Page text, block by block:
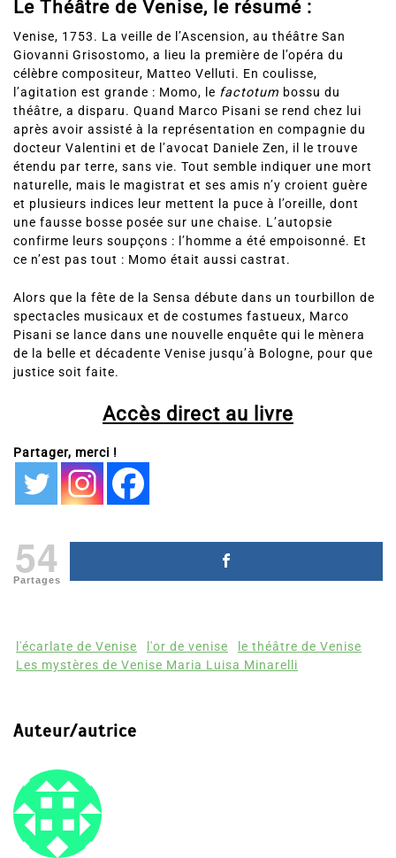
Giovanni Grisostomo, a lieu la première de l’opéra du
célèbre compositeur, Matteo Velluti. En coulisse,
l’agitation est grande : Momo, lefactotumbossu du
théâtre, a disparu. Quand Marco Pisani se rend chez lui
après avoir assisté à la représentation en compagnie du
docteur Valentini et de l’avocat Daniele Zen, il le trouve
étendu par terre, sans vie. Tout semble indiquer une mort
naturelle, mais le magistrat et ses amis n’y croient guère
et plusieurs indices leur mettent la puce à l’oreille, dont
une fausse bosse posée sur une chaise. L’autopsie
confirme leurs soupçons : l’homme a été empoisonné. Et
ce n’est pas tout : Momo était aussi castrat.
spectacles musicaux et de costumes fastueux, Marco
Pisani se lance dans une nouvelle enquête qui le mènera
de la belle et décadente Venise jusqu’à Bologne, pour que
justice soit faite.
Accès direct au livre
54
Partages
Les mystères de Venise Maria Luisa Minarelli
Auteur/autrice